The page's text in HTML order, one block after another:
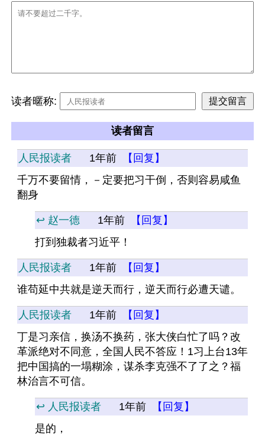
读者暱称:
读者留言
人民报读者 1年前
【回复】
千万不要留情，－定要把习干倒，否则容易咸鱼
翻身
↩️ 赵一德 1年前
【回复】
打到独裁者习近平！
人民报读者 1年前
【回复】
谁苟延中共就是逆天而行，逆天而行必遭天谴。
人民报读者 1年前
【回复】
丁是习亲信，换汤不换药，张大侠白忙了吗？改
革派绝对不同意，全国人民不答应！1习上台13年
把中国搞的一塌糊涂，谋杀李克强不了了之？福
林治言不可信。
↩️ 人民报读者 1年前
【回复】
是的，